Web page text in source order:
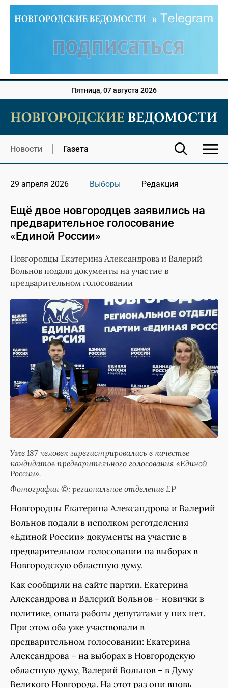
Пятница, 07 августа 2026
Новости Газета
29 апреля 2026 Выборы Редакция
Ещё двое новгородцев заявились на
предварительное голосование
«Единой России»
Новгородцы Екатерина Александрова и Валерий
Вольнов подали документы на участие в
предварительном голосовании
Уже 187 человек зарегистрировались в качестве
кандидатов предварительного голосования «Единой
России».
Фотография ©: региональное отделение ЕР
Новгородцы Екатерина Александрова и Валерий
Вольнов подали в исполком реготделения
«Единой России» документы на участие в
предварительном голосовании на выборах в
Новгородскую областную думу.
Как сообщили на сайте партии, Екатерина
Александрова и Валерий Вольнов – новички в
политике, опыта работы депутатами у них нет.
При этом оба уже участвовали в
предварительном голосовании: Екатерина
Александрова – на выборах в Новгородскую
областную думу, Валерий Вольнов – в Думу
Великого Новгорода. На этот раз они вновь